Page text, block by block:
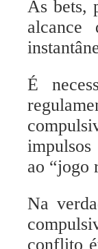
As bets,
alcance
É
ao “jogo
Na
conflito